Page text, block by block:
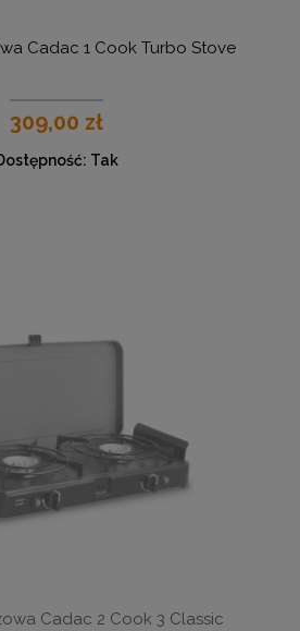
Cadac 1 Cook Turbo Stove
309,00 zł
Tak
Cadac 2 Cook 3 Classic